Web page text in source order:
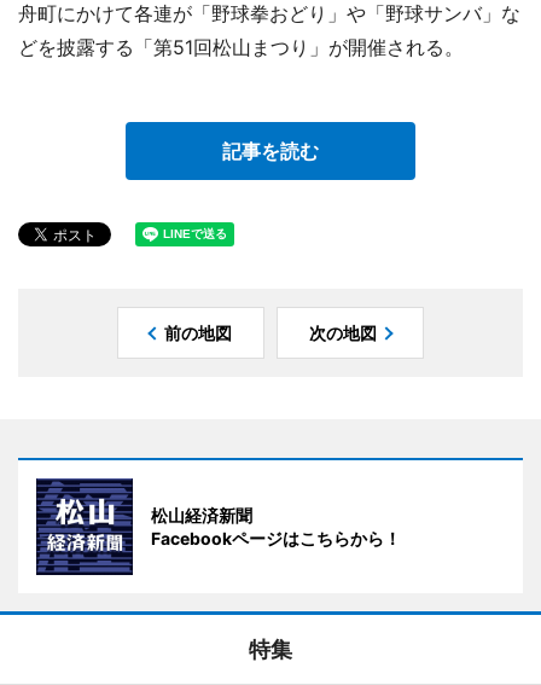
舟町にかけて各連が「野球拳おどり」や「野球サンバ」な
どを披露する「第51回松山まつり」が開催される。
記事を読む
前の地図 次の地図
松山経済新聞
Facebookページはこちらから！
特集